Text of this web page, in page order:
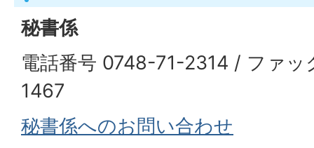
秘書係
電話番号 0748-71-2314 / ファ
1467
秘書係へのお問い合わせ